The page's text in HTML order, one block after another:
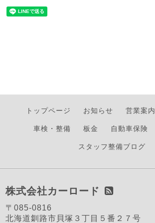
トップページ お知らせ 営業案内
車検・整備 板金 自動車保険
スタッフ整備ブログ
株式会社カーロード
〒085-0816
北海道釧路市貝塚３丁目５番２７号